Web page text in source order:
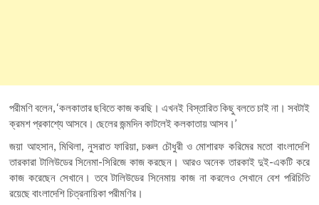
পরীমণি বলেন, ‘কলকাতার ছবিতে কাজ করছি। এখনই বিস্তারিত কিছু বলতে চাই না। সবটাই
ক্রমশ প্রকাশ্যে আসবে। ছেলের জন্মদিন কাটলেই কলকাতায় আসব।’
জয়া আহসান, মিথিলা, নুসরাত ফারিয়া, চঞ্চল চৌধুরী ও মোশারফ করিমের মতো বাংলাদেশি
তারকারা টালিউডের সিনেমা-সিরিজে কাজ করছেন। আরও অনেক তারকাই দুই-একটি করে
কাজ করেছেন সেখানে। তবে টালিউডের সিনেমায় কাজ না করলেও সেখানে বেশ পরিচিতি
রয়েছে বাংলাদেশি চিত্রনায়িকা পরীমণির।